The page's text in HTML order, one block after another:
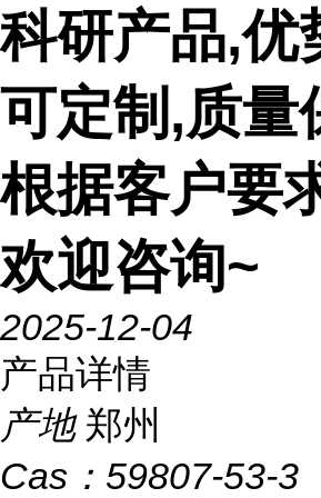
科研产品,优
可定制,质量
根据客户要
欢迎咨询~
2025-12-04
产品详情
产地 郑州
Cas： 59807-53-3